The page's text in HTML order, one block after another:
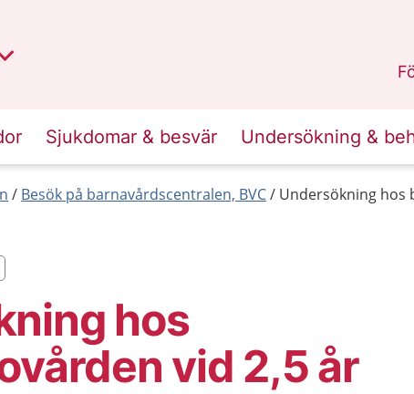
Sjukdomar & besvär Undersökning &
Besök på barnavårdscentralen, BVC Undersökning hos
hos
vid 2,5 år